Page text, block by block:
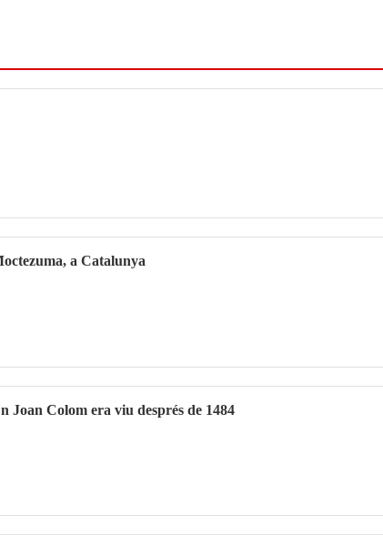
a Catalunya
Joan Colom era viu després de 1484